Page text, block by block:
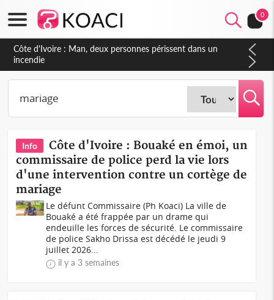
0
Côte d'Ivoire : Séileu, la célébration de la fête nationale
transformée en vaste campagne contre les produits
dépigmentants dangereux
Info
Côte d'Ivoire : Bouaké en émoi, un
commissaire de police perd la vie lors
d'une intervention contre un cortège de
mariage
Le défunt Commissaire (Ph Koaci) La ville de
Bouaké a été frappée par un drame qui
endeuille les forces de sécurité. Le commissaire
de police Sakho Drissa est décédé le jeudi 9
juillet 2026...
il y a 3 semaines